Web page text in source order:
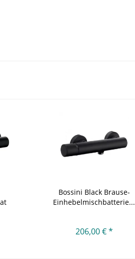
Bossini Black Brause-
Einhebelmischbatterie...
206,00 € *